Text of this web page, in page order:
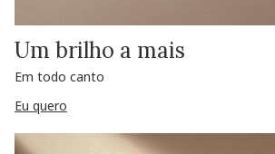
Um brilho a mais
Em todo canto
Eu quero